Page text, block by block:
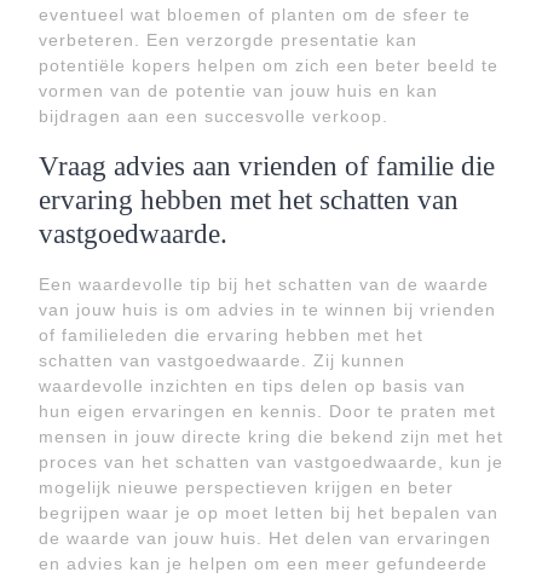
eventueel wat bloemen of planten om de sfeer te
verbeteren. Een verzorgde presentatie kan
potentiële kopers helpen om zich een beter beeld te
vormen van de potentie van jouw huis en kan
bijdragen aan een succesvolle verkoop.
Vraag advies aan vrienden of familie die
ervaring hebben met het schatten van
vastgoedwaarde.
Een waardevolle tip bij het schatten van de waarde
van jouw huis is om advies in te winnen bij vrienden
of familieleden die ervaring hebben met het
schatten van vastgoedwaarde. Zij kunnen
waardevolle inzichten en tips delen op basis van
hun eigen ervaringen en kennis. Door te praten met
mensen in jouw directe kring die bekend zijn met het
proces van het schatten van vastgoedwaarde, kun je
mogelijk nieuwe perspectieven krijgen en beter
begrijpen waar je op moet letten bij het bepalen van
de waarde van jouw huis. Het delen van ervaringen
en advies kan je helpen om een meer gefundeerde